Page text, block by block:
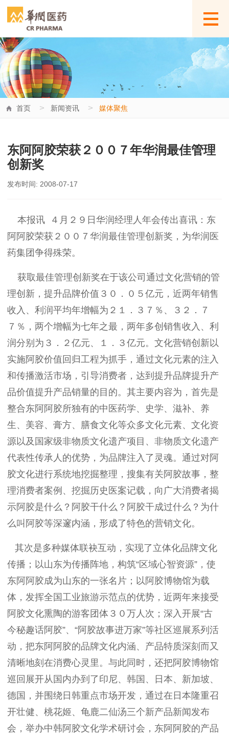
首页 > 新闻资讯 > 媒体聚焦
东阿阿胶荣获２００７年华润最佳管理
创新奖
发布时间: 2008-07-17
本报讯 ４月２９日华润经理人年会传出喜讯：东
阿阿胶荣获２００７华润最佳管理创新奖，为华润医
药集团争得殊荣。
获取最佳管理创新奖在于该公司通过文化营销的管
理创新，提升品牌价值３０．０５亿元，近两年销售
收入、利润平均年增幅为２１．３７％、３２．７
７％，两个增幅为七年之最，两年多创销售收入、利
润分别为３．２亿元、１．３亿元。文化营销创新以
实施阿胶价值回归工程为抓手，通过文化元素的注入
和传播激活市场，引导消费者，达到提升品牌提升产
品价值提升产品销量的目的。其主要内容为，首先是
整合东阿阿胶所独有的中医药学、史学、滋补、养
生、美容、膏方、膳食文化等众多文化元素、文化资
源以及国家级非物质文化遗产项目、非物质文化遗产
代表性传承人的优势，为品牌注入了灵魂。通过对阿
胶文化进行系统地挖掘整理，搜集有关阿胶故事，整
理消费者案例、挖掘历史医案记载，向广大消费者揭
示阿胶是什么？阿胶干什么？阿胶干成过什么？为什
么叫阿胶等深邃内涵，形成了特色的营销文化。
其次是多种媒体联袂互动，实现了立体化品牌文化
传播；以山东为传播阵地，构筑“区域心智资源”，使
东阿阿胶成为山东的一张名片；以阿胶博物馆为载
体，发挥全国工业旅游示范点的优势，近两年来接受
阿胶文化熏陶的游客团体３０万人次；深入开展“古
今秘趣话阿胶”、“阿胶故事进万家”等社区巡展系列活
动，把东阿阿胶的品牌文化内涵、产品特质深刻而又
清晰地刻在消费心灵里。与此同时，还把阿胶博物馆
巡回展开从国内办到了印尼、韩国、日本、新加坡、
德国，并围绕日韩重点市场开发，通过在日本隆重召
开壮健、桃花姬、龟鹿二仙汤三个新产品新闻发布
会，举办中韩阿胶文化学术研讨会，东阿阿胶的产品